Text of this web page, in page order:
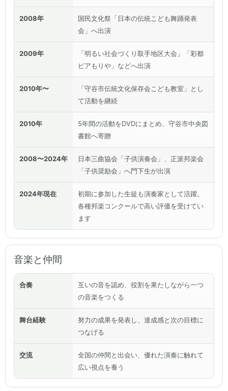
2008年
国民文化祭「日本の伝統こども舞踊発表
会」へ出演
2009年
「明るい社会づくり取手地区大会」「彩都
ピアもりや」などへ出演
2010年〜
「守谷市伝統文化保存会こども教室」とし
て活動を継続
2010年
5年間の活動をDVDにまとめ、守谷市中央図
書館へ寄贈
2008〜2024年
日本三曲協会「子供演奏会」、正派邦楽会
「子供奨励会」へ門下生が出演
2024年現在
初期に参加した生徒も演奏家として活躍。
各種邦楽コンクールで高い評価を受けてい
ます
音楽と仲間
合奏
互いの音を認め、役割を果たしながら一つ
の音楽をつくる
舞台経験
努力の成果を発表し、達成感と次の目標に
つなげる
交流
全国の仲間と出会い、優れた演奏に触れて
広い視点を養う